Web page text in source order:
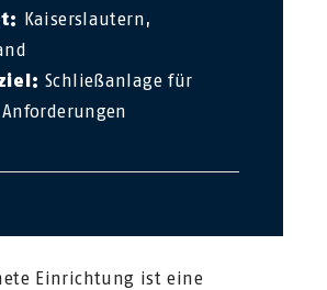
Kaiserslautern,
Schließanlage für
Einrichtung ist eine